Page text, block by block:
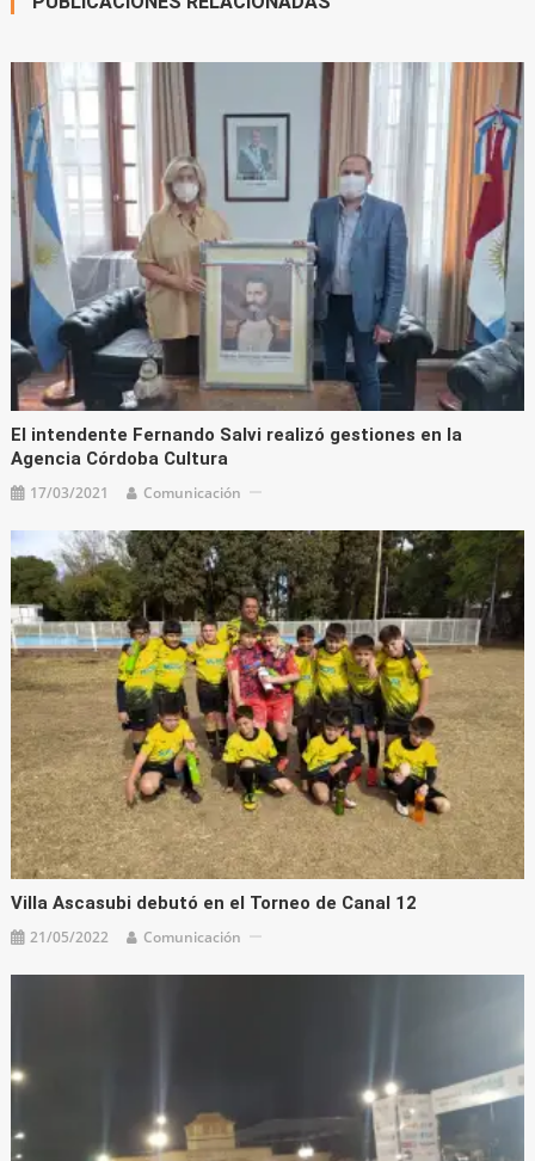
El intendente Fernando Salvi realizó gestiones en la
Agencia Córdoba Cultura
17/03/2021 Comunicación
Villa Ascasubi debutó en el Torneo de Canal 12
21/05/2022 Comunicación